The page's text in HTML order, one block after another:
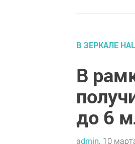
В ЗЕРКАЛЕ
В
до 6
admin, 10